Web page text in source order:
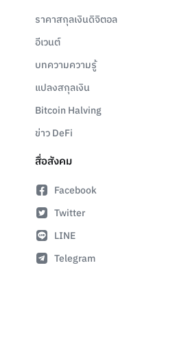
ราคาสกุลเงินดิจิตอล
อีเวนต์
บทความความรู้
แปลงสกุลเงิน
Bitcoin Halving
ข่าว DeFi
สื่อสังคม
Facebook
Twitter
LINE
Telegram